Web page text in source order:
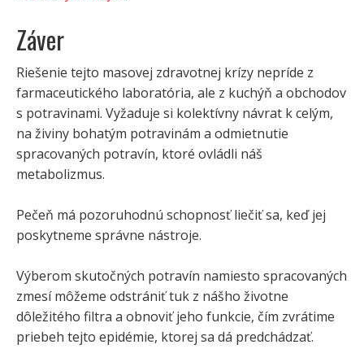
Záver
Riešenie tejto masovej zdravotnej krízy nepríde z
farmaceutického laboratória, ale z kuchýň a obchodov
s potravinami. Vyžaduje si kolektívny návrat k celým,
na živiny bohatým potravinám a odmietnutie
spracovaných potravín, ktoré ovládli náš
metabolizmus.
Pečeň má pozoruhodnú schopnosť liečiť sa, keď jej
poskytneme správne nástroje.
Výberom skutočných potravín namiesto spracovaných
zmesí môžeme odstrániť tuk z nášho životne
dôležitého filtra a obnoviť jeho funkcie, čím zvrátime
priebeh tejto epidémie, ktorej sa dá predchádzať.